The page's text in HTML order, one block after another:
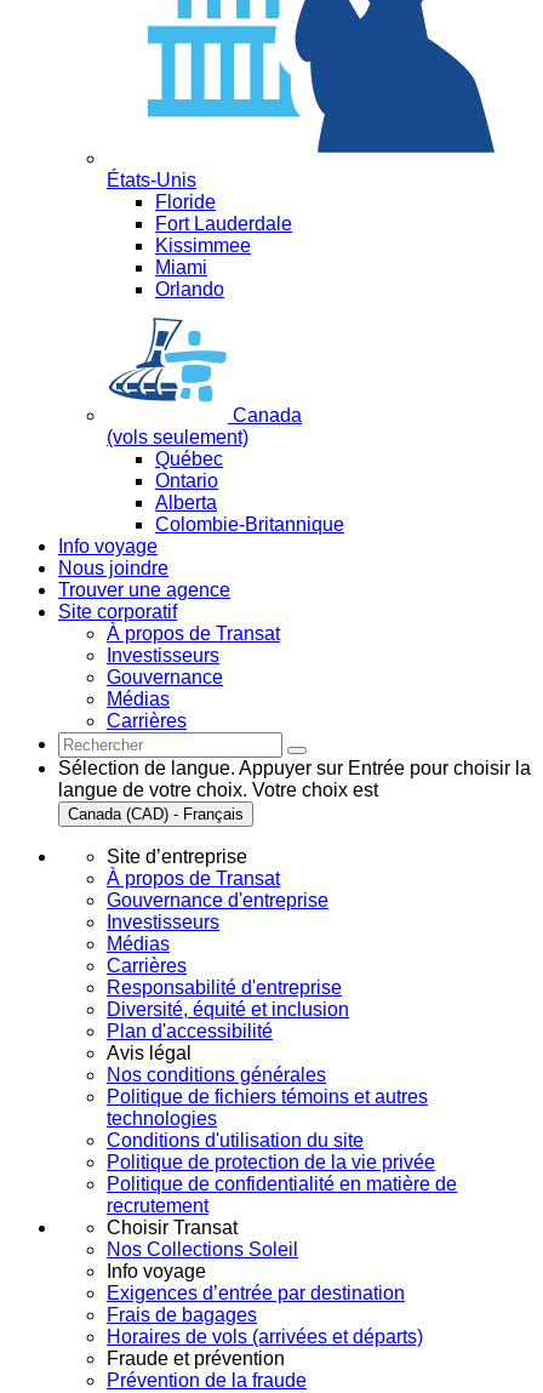
États-Unis
Floride
Fort Lauderdale
Kissimmee
Miami
Orlando
Canada
(vols seulement)
Québec
Ontario
Alberta
Colombie-Britannique
Info voyage
Nous joindre
Trouver une agence
Site corporatif
À propos de Transat
Investisseurs
Gouvernance
Médias
Carrières
Sélection de langue. Appuyer sur Entrée pour choisir la
langue de votre choix. Votre choix est
Canada (CAD) - Français
Site d’entreprise
À propos de Transat
Gouvernance d'entreprise
Investisseurs
Médias
Carrières
Responsabilité d'entreprise
Diversité, équité et inclusion
Plan d'accessibilité
Avis légal
Nos conditions générales
Politique de fichiers témoins et autres
technologies
Conditions d'utilisation du site
Politique de protection de la vie privée
Politique de confidentialité en matière de
recrutement
Choisir Transat
Nos Collections Soleil
Info voyage
Exigences d’entrée par destination
Frais de bagages
Horaires de vols (arrivées et départs)
Fraude et prévention
Prévention de la fraude